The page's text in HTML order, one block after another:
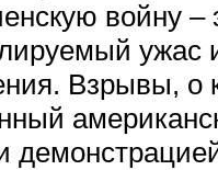
войну
ужас
Взрывы, о